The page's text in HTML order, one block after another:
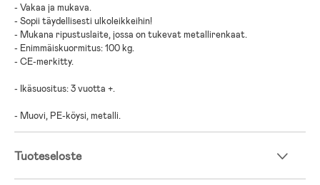
- Vakaa ja mukava.
- Sopii täydellisesti ulkoleikkeihin!
- Mukana ripustuslaite, jossa on tukevat metallirenkaat.
- Enimmäiskuormitus: 100 kg.
- CE-merkitty.
- Ikäsuositus: 3 vuotta +.
- Muovi, PE-köysi, metalli.
Tuoteseloste